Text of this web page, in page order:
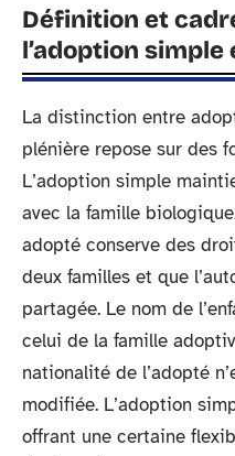
Définition et
l’adoption
La distinction entre
plénière repose sur des
L’adoption simple
avec la famille
adopté conserve des
deux familles et que
partagée. Le nom de
celui de la famille
nationalité de l’adopté
modifiée. L’adoption
offrant une certaine